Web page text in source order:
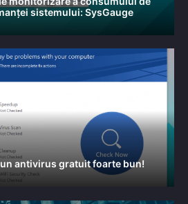
sistemului: SysGauge
antivirus gratuit foarte bun!